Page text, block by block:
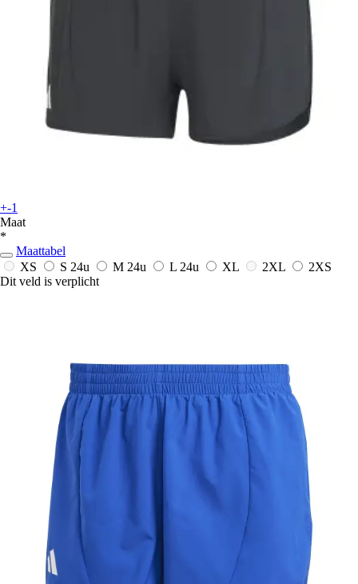
+-1
Maat
*
Maattabel
XS
S 24u M 24u L 24u XL 2XL
2XS
Dit veld is verplicht